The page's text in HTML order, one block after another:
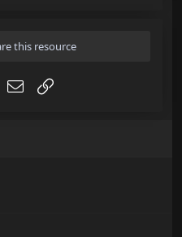
this resource
WhatsApp
Email